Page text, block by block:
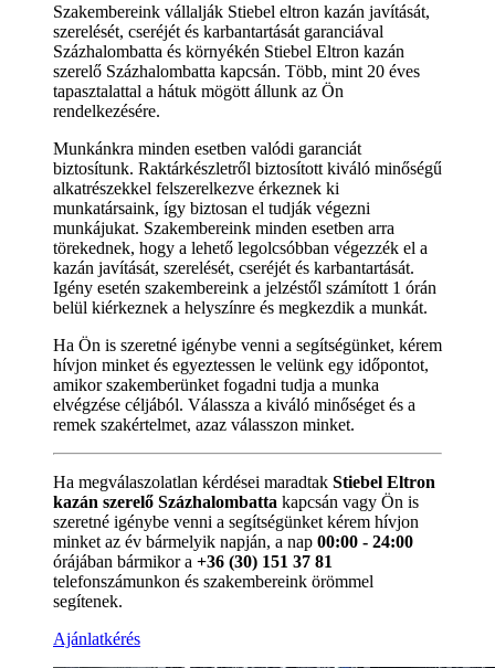
Szakembereink vállalják Stiebel eltron kazán javítását,
szerelését, cseréjét és karbantartását garanciával
Százhalombatta és környékén Stiebel Eltron kazán
szerelő Százhalombatta kapcsán. Több, mint 20 éves
tapasztalattal a hátuk mögött állunk az Ön
rendelkezésére.
Munkánkra minden esetben valódi garanciát
biztosítunk. Raktárkészletről biztosított kiváló minőségű
alkatrészekkel felszerelkezve érkeznek ki
munkatársaink, így biztosan el tudják végezni
munkájukat. Szakembereink minden esetben arra
törekednek, hogy a lehető legolcsóbban végezzék el a
kazán javítását, szerelését, cseréjét és karbantartását.
Igény esetén szakembereink a jelzéstől számított 1 órán
belül kiérkeznek a helyszínre és megkezdik a munkát.
Ha Ön is szeretné igénybe venni a segítségünket, kérem
hívjon minket és egyeztessen le velünk egy időpontot,
amikor szakemberünket fogadni tudja a munka
elvégzése céljából. Válassza a kiváló minőséget és a
remek szakértelmet, azaz válasszon minket.
Ha megválaszolatlan kérdései maradtak Stiebel Eltron
kazán szerelő Százhalombatta kapcsán vagy Ön is
szeretné igénybe venni a segítségünket kérem hívjon
minket az év bármelyik napján, a nap 00:00 - 24:00
órájában bármikor a +36 (30) 151 37 81
telefonszámunkon és szakembereink örömmel
segítenek.
Ajánlatkérés